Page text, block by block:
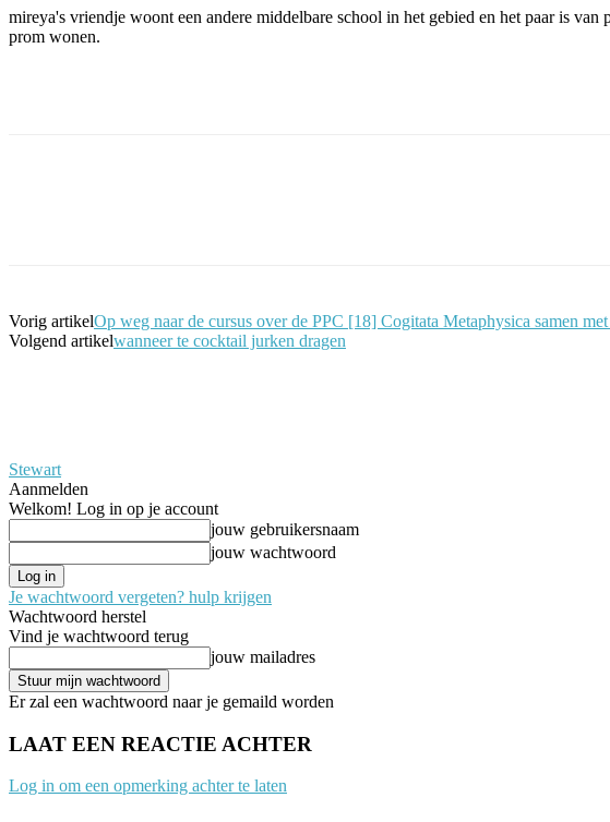
mireya's vriendje woont een andere middelbare school in het gebied en het paar is
prom wonen.
Vorig artikelOp weg naar de cursus over de PPC [18] Cogitata Metaphysica samen
Volgend artikelwanneer te cocktail jurken dragen
Stewart
Aanmelden
Welkom! Log in op je account
jouw gebruikersnaam
jouw wachtwoord
Je wachtwoord vergeten? hulp krijgen
Wachtwoord herstel
Vind je wachtwoord terug
jouw mailadres
Er zal een wachtwoord naar je gemaild worden
LAAT EEN REACTIE ACHTER
Log in om een opmerking achter te laten